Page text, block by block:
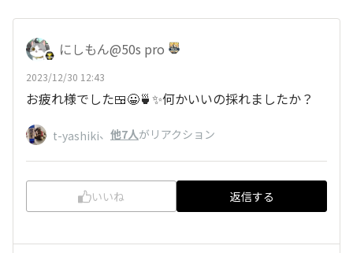
にしもん@50s pro
2023/12/30 12:43
お疲れ様でした🍱😀🍵✨何かいいの採れましたか？
t-yashiki、 他7人がリアクション
いいね 返信する